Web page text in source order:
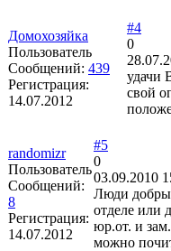
Домохозяйка
Пользователь
Сообщений: 439
Регистрация:
14.07.2012
#4
0
удачи
свой
randomizr
Пользователь
Сообщений:
8
Регистрация:
14.07.2012
#5
0
03.09.2010
Люди
отделе или
юр.от. и
можно